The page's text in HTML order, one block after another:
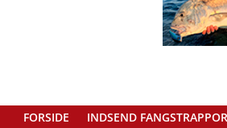
FORSIDE INDSEND